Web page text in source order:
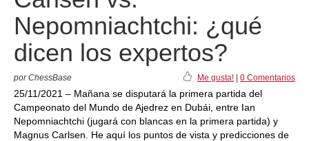
Nepomniachtchi: ¿qué
dicen los expertos?
por ChessBase Me gusta! 0 Comentarios
25/11/2021 – Mañana se disputará la primera partida del
Campeonato del Mundo de Ajedrez en Dubái, entre Ian
Nepomniachtchi (jugará con blancas en la primera partida) y
Magnus Carlsen. He aquí los puntos de vista y predicciones de